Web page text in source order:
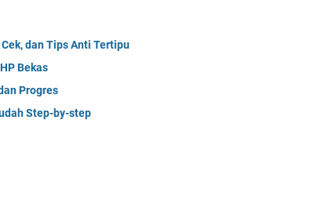
dan Tips Anti Tertipu
Bekas
Progres
Step-by-step